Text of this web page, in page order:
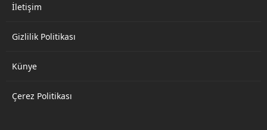
ilçelerin genel özellikleri...
İletişim
Gizlilik Politikası
Künye
Çerez Politikası